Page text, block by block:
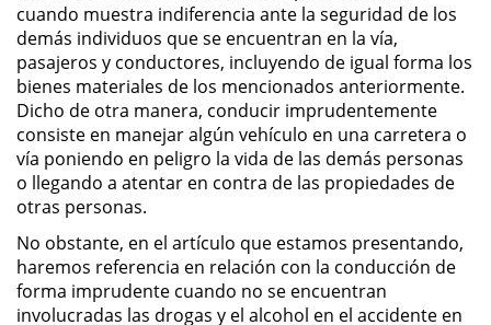
Agresión Agravada
Agresión Contra un Agente del
Orden Público
Asalto con Arma Mortal
Asalto Contra un Funcionario
Público
cuando muestra indiferencia ante la seguridad de los
demás individuos que se encuentran en la vía,
pasajeros y conductores, incluyendo de igual forma los
bienes materiales de los mencionados anteriormente.
Dicho de otra manera, conducir imprudentemente
consiste en manejar algún vehículo en una carretera o
vía poniendo en peligro la vida de las demás personas
o llegando a atentar en contra de las propiedades de
otras personas.
No obstante, en el artículo que estamos presentando,
haremos referencia en relación con la conducción de
forma imprudente cuando no se encuentran
involucradas las drogas y el alcohol en el accidente en